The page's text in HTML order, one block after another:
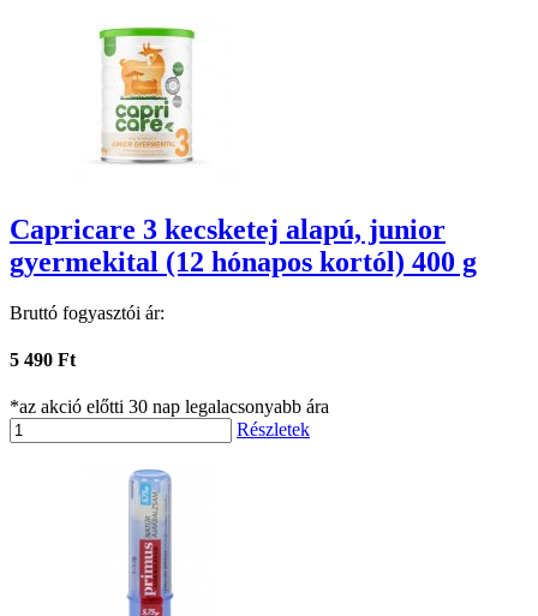
Capricare 3 kecsketej alapú, junior
gyermekital (12 hónapos kortól) 400 g
Bruttó fogyasztói ár:
5 490 Ft
*az akció előtti 30 nap legalacsonyabb ára
Részletek